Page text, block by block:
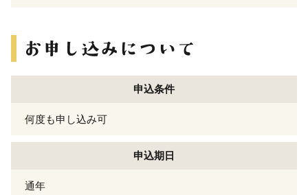
申込条件
何度も申し込み可
申込期日
通年